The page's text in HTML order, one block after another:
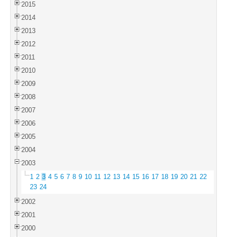
2015
2014
2013
2012
2011
2010
2009
2008
2007
2006
2005
2004
2003
1 2 3 4 5 6 7 8 9 10 11 12 13 14 15 16 17 18 19 20 21 22
23 24
2002
2001
2000